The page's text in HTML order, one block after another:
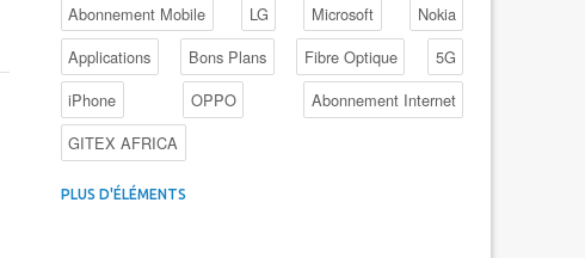
Abonnement Mobile
LG Microsoft
Nokia
Applications
Bons Plans Fibre Optique
5G
iPhone
OPPO
Abonnement Internet
GITEX AFRICA
4G au Maroc
PLUS D'ÉLÉMENTS